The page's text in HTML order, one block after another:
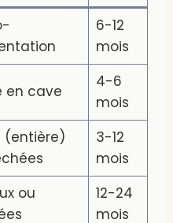
6-12
mois
en cave
4-6
mois
(entière)
3-12
mois
ou
12-24
mois